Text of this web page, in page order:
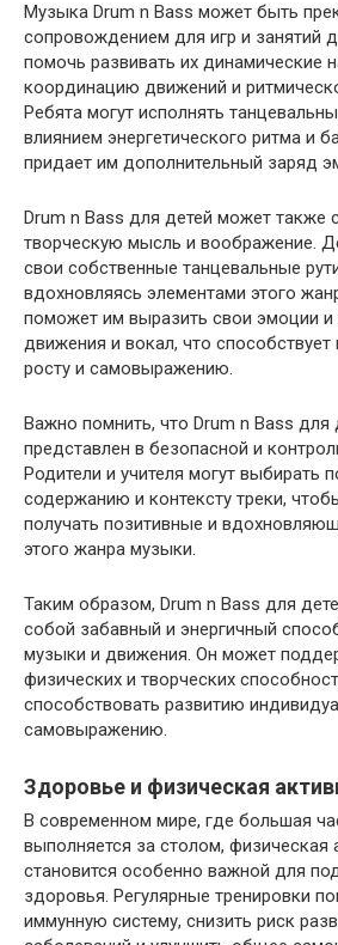
Музыка Drum n Bass может быть
сопровождением для игр и занятий
помочь развивать их динамические
координацию движений и
Ребята могут исполнять
влиянием энергетического ритма и
придает им дополнительный заряд
Drum n Bass для детей может также
творческую мысль и воображение.
свои собственные танцевальные
вдохновляясь элементами этого
поможет им выразить свои эмоции и
движения и вокал, что
росту и самовыражению.
Важно помнить, что Drum n Bass
представлен в безопасной и
Родители и учителя могут выбирать
содержанию и контексту треки,
получать позитивные и
этого жанра музыки.
Таким образом, Drum n Bass для
собой забавный и энергичный
музыки и движения. Он может
физических и творческих
способствовать развитию
самовыражению.
Здоровье и физическая
В современном мире, где большая
выполняется за столом, физическая
становится особенно важной для
здоровья. Регулярные тренировки
иммунную систему, снизить риск